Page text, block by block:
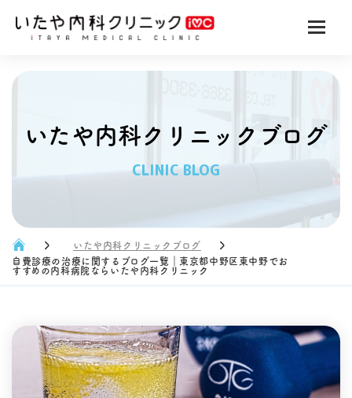
いたや内科クリニックブログ
CLINIC BLOG
いたや内科クリニックブログ
自費診療の治療に関するブログ一覧｜東京都中野区東中野でお
すすめの内科病院ならいたや内科クリニック